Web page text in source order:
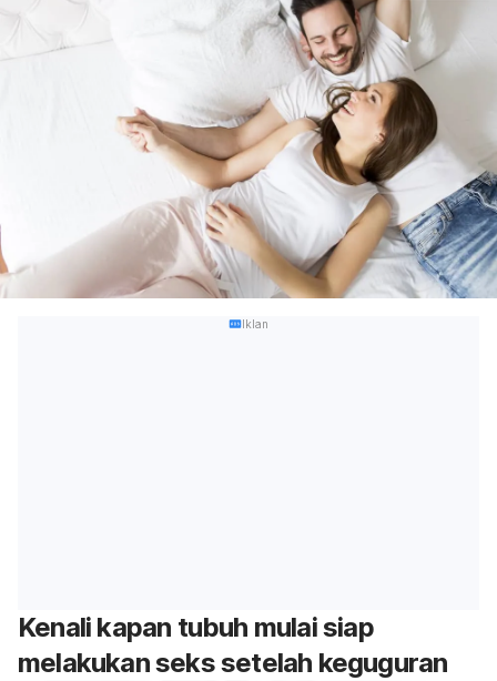
Iklan
Kenali kapan tubuh mulai siap
melakukan seks setelah keguguran